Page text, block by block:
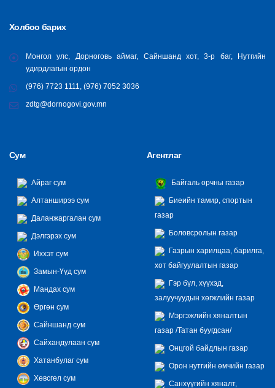
Холбоо барих
Монгол улс, Дорноговь аймаг, Сайншанд хот, 3-р баг, Нутгийн
удирдлагын ордон
(976) 7723 1111, (976) 7052 3036
zdtg@dornogovi.gov.mn
Сум
Айраг сум
Алтанширээ сум
Даланжаргалан сум
Дэлгэрэх сум
Иххэт сум
Замын-Үүд сум
Мандах сум
Өргөн сум
Сайншанд сум
Сайхандулаан сум
Хатанбулаг сум
Хөвсгөл сум
Агентлаг
Байгаль орчны газар
Биеийн тамир, спортын
газар
Боловсролын газар
Газрын харилцаа, барилга,
хот байгуулалтын газар
Гэр бүл, хүүхэд,
залуучуудын хөгжлийн газар
Мэргэжлийн хяналтын
газар /Татан буугдсан/
Онцгой байдлын газар
Орон нутгийн өмчийн газар
Санхүүгийн хяналт,